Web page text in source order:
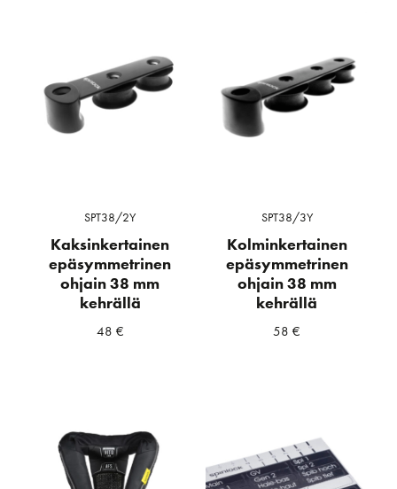
SPT38/2Y
Kaksinkertainen
epäsymmetrinen
ohjain 38 mm
kehrällä
48 €
SPT38/3Y
Kolminkertainen
epäsymmetrinen
ohjain 38 mm
kehrällä
58€